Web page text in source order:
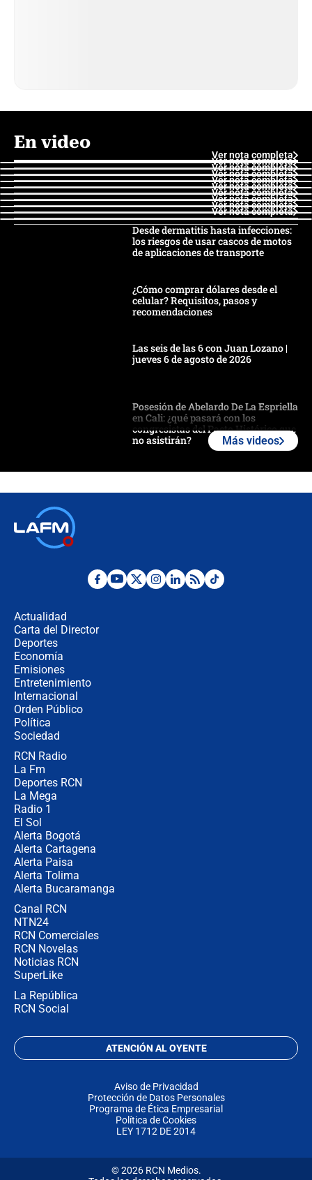
En video
Ver nota completa
Ver nota completa
Ver nota completa
Ver nota completa
Ver nota completa
Ver nota completa
Ver nota completa
Ver nota completa
Ver nota completa
Ver nota completa
Desde dermatitis hasta infecciones:
los riesgos de usar cascos de motos
de aplicaciones de transporte
¿Cómo comprar dólares desde el
celular? Requisitos, pasos y
recomendaciones
Las seis de las 6 con Juan Lozano |
jueves 6 de agosto de 2026
Posesión de Abelardo De La Espriella
en Cali: ¿qué pasará con los
congresistas del Pacto Histórico que
no asistirán?
¿Por qué De la Espriella gobernará
Más videos
Actualidad
Carta del Director
Deportes
Economía
Emisiones
Entretenimiento
Internacional
Orden Público
Política
Sociedad
RCN Radio
La Fm
Deportes RCN
La Mega
Radio 1
El Sol
Alerta Bogotá
Alerta Cartagena
Alerta Paisa
Alerta Tolima
Alerta Bucaramanga
Canal RCN
NTN24
RCN Comerciales
RCN Novelas
Noticias RCN
SuperLike
La República
RCN Social
ATENCIÓN AL OYENTE
Aviso de Privacidad
Protección de Datos Personales
Programa de Ética Empresarial
Política de Cookies
LEY 1712 DE 2014
© 2026 RCN Medios.